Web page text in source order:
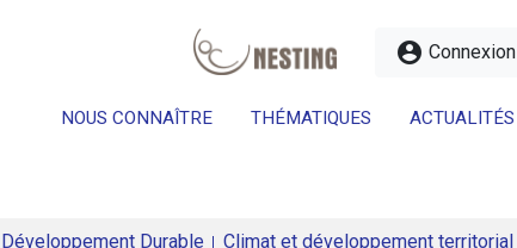
account_circle Connexion
NOUS CONNAÎTRE THÉMATIQUES ACTUALITÉS
Durable Climat et développement territorial